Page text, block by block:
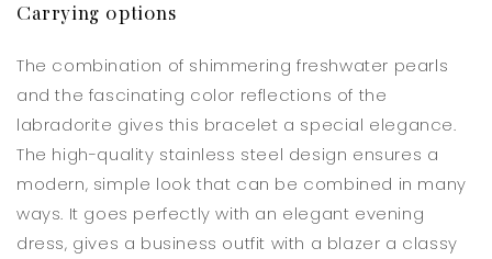
Carrying options
The combination of shimmering freshwater pearls
and the fascinating color reflections of the
labradorite gives this bracelet a special elegance.
The high-quality stainless steel design ensures a
modern, simple look that can be combined in many
ways. It goes perfectly with an elegant evening
dress, gives a business outfit with a blazer a classy